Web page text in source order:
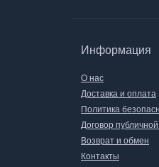
Информация
О нас
Доставка и оплата
Политика
Договор
Возврат и обмен
Контакты